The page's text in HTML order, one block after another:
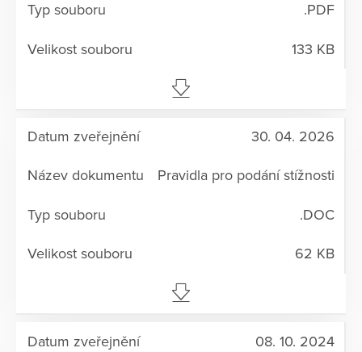
.PDF
133 KB
30. 04. 2026
Pravidla pro podání stížnosti
.DOC
62 KB
08. 10. 2024